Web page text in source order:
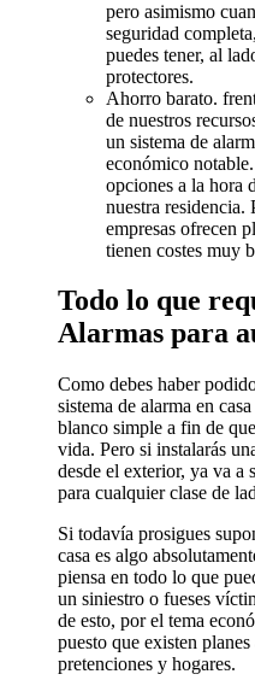
pero asimismo
seguridad
puedes tener, al
protectores.
Ahorro barato.
de nuestros
un sistema de
económico
opciones a la hora
nuestra residencia.
empresas ofrecen
tienen costes muy
Todo lo que
Alarmas para
Como debes haber
sistema de alarma en
blanco simple a fin de
vida. Pero si instalarás
desde el exterior, ya va a
para cualquier clase de
Si todavía prosigues
casa es algo
piensa en todo lo que
un siniestro o fueses
de esto, por el tema
puesto que existen
pretenciones y hogares.